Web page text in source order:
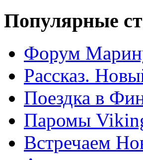
Популярные
Форум
Рассказ.
Поездка в
Паромы
Встречаем